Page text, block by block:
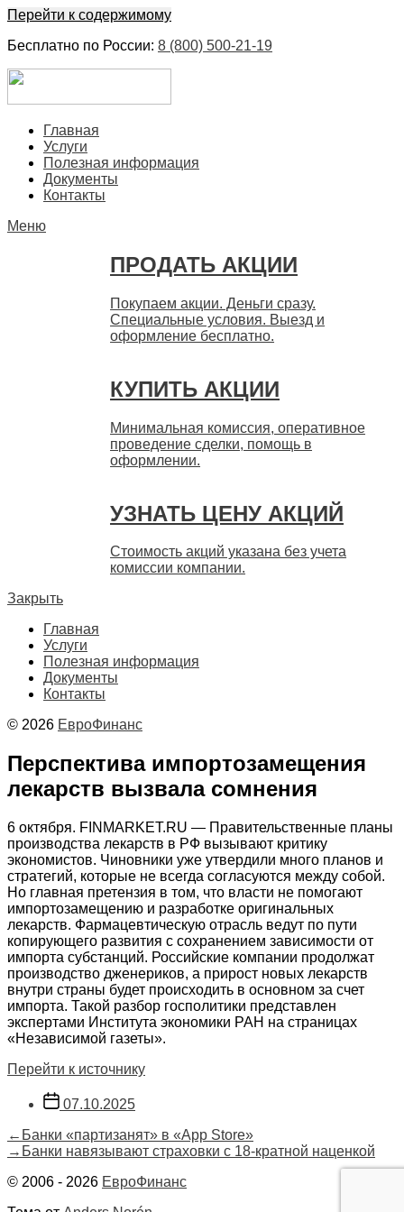
Перейти к содержимому
Бесплатно по России: 8 (800) 500-21-19
БыстроГлавная
Услуги
Полезная информация
Документы
Контакты
Меню
ПРОДАТЬ АКЦИИ
Покупаем акции. Деньги сразу.
Специальные условия. Выезд и
оформление бесплатно.
КУПИТЬ АКЦИИ
Минимальная комиссия, оперативное
проведение сделки, помощь в
оформлении.
УЗНАТЬ ЦЕНУ АКЦИЙ
Стоимость акций указана без учета
комиссии компании.
Закрыть
Главная
Услуги
Полезная информация
Документы
Контакты
© 2026 ЕвроФинанс
Перспектива импортозамещения
лекарств вызвала сомнения
6 октября. FINMARKET.RU — Правительственные планы
производства лекарств в РФ вызывают критику
экономистов. Чиновники уже утвердили много планов и
стратегий, которые не всегда согласуются между собой.
Но главная претензия в том, что власти не помогают
импортозамещению и разработке оригинальных
лекарств. Фармацевтическую отрасль ведут по пути
копирующего развития с сохранением зависимости от
импорта субстанций. Российские компании продолжат
производство дженериков, а прирост новых лекарств
внутри страны будет происходить в основном за счет
импорта. Такой разбор госполитики представлен
экспертами Института экономики РАН на страницах
«Независимой газеты».
Перейти к источнику
Дата
записи
07.10.2025
Навигация
по
записям
← Предыдущая
запись:
Банки «партизанят» в «App Store»
→ Следующая
Банки навязывают страховки с 18-кратной наценкой
© 2006 - 2026 ЕвроФинанс